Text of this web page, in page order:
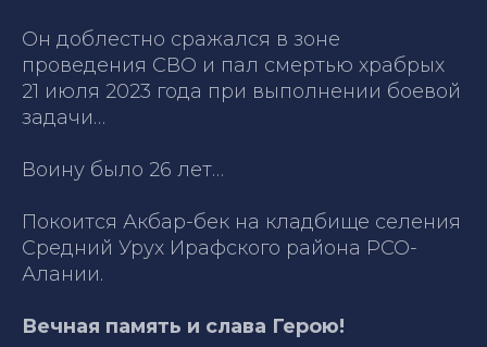
Он доблестно сражался в зоне
проведения СВО и пал смертью храбрых
21 июля 2023 года при выполнении боевой
задачи…
Воину было 26 лет…
Покоится Акбар-бек на кладбище селения
Средний Урух Ирафского района РСО-
Алании.
Вечная память и слава Герою!